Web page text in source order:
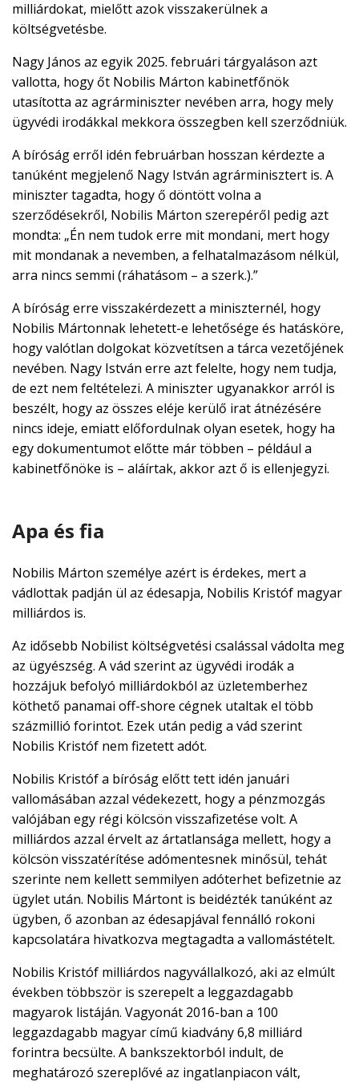
milliárdokat, mielőtt azok visszakerülnek a
költségvetésbe.
Nagy János az egyik 2025. februári tárgyaláson azt
vallotta, hogy őt Nobilis Márton kabinetfőnök
utasította az agrárminiszter nevében arra, hogy mely
ügyvédi irodákkal mekkora összegben kell szerződniük.
A bíróság erről idén februárban hosszan kérdezte a
tanúként megjelenő Nagy István agrárminisztert is. A
miniszter tagadta, hogy ő döntött volna a
szerződésekről, Nobilis Márton szerepéről pedig azt
mondta: „Én nem tudok erre mit mondani, mert hogy
mit mondanak a nevemben, a felhatalmazásom nélkül,
arra nincs semmi (ráhatásom – a szerk.).”
A bíróság erre visszakérdezett a miniszternél, hogy
Nobilis Mártonnak lehetett-e lehetősége és hatásköre,
hogy valótlan dolgokat közvetítsen a tárca vezetőjének
nevében. Nagy István erre azt felelte, hogy nem tudja,
de ezt nem feltételezi. A miniszter ugyanakkor arról is
beszélt, hogy az összes eléje kerülő irat átnézésére
nincs ideje, emiatt előfordulnak olyan esetek, hogy ha
egy dokumentumot előtte már többen – például a
kabinetfőnöke is – aláírtak, akkor azt ő is ellenjegyzi.
Apa és fia
Nobilis Márton személye azért is érdekes, mert a
vádlottak padján ül az édesapja, Nobilis Kristóf magyar
milliárdos is.
Az idősebb Nobilist költségvetési csalással vádolta meg
az ügyészség. A vád szerint az ügyvédi irodák a
hozzájuk befolyó milliárdokból az üzletemberhez
köthető panamai off-shore cégnek utaltak el több
százmillió forintot. Ezek után pedig a vád szerint
Nobilis Kristóf nem fizetett adót.
Nobilis Kristóf a bíróság előtt tett idén januári
vallomásában azzal védekezett, hogy a pénzmozgás
valójában egy régi kölcsön visszafizetése volt. A
milliárdos azzal érvelt az ártatlansága mellett, hogy a
kölcsön visszatérítése adómentesnek minősül, tehát
szerinte nem kellett semmilyen adóterhet befizetnie az
ügylet után. Nobilis Mártont is beidézték tanúként az
ügyben, ő azonban az édesapjával fennálló rokoni
kapcsolatára hivatkozva megtagadta a vallomástételt.
Nobilis Kristóf milliárdos nagyvállalkozó, aki az elmúlt
években többször is szerepelt a leggazdagabb
magyarok listáján. Vagyonát 2016-ban a 100
leggazdagabb magyar című kiadvány 6,8 milliárd
forintra becsülte. A bankszektorból indult, de
meghatározó szereplővé az ingatlanpiacon vált,